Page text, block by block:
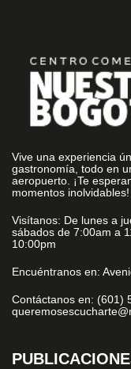
Vive una experiencia
gastronomía, todo en
aeropuerto. ¡Te
momentos inolvidables!
Visítanos: De lunes a
sábados de 7:00am a
10:00pm
Encuéntranos en:
Contáctanos en: (601)